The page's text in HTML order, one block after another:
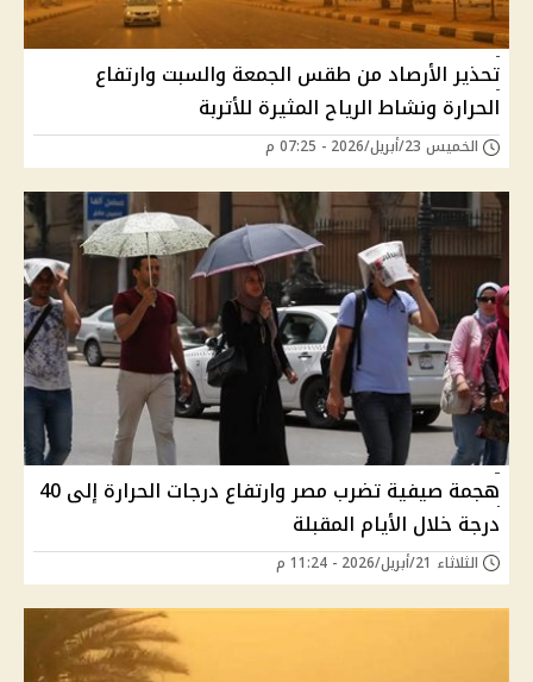
تحذير الأرصاد من طقس الجمعة والسبت وارتفاع
الحرارة ونشاط الرياح المثيرة للأتربة
الخميس 23/أبريل/2026 - 07:25 م
هجمة صيفية تضرب مصر وارتفاع درجات الحرارة إلى 40
درجة خلال الأيام المقبلة
الثلاثاء 21/أبريل/2026 - 11:24 م